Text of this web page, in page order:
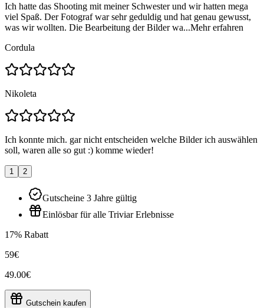
Ich hatte das Shooting mit meiner Schwester und wir hatten mega
viel Spaß. Der Fotograf war sehr geduldig und hat genau gewusst,
was wir wollten. Die Bearbeitung der Bilder wa...Mehr erfahren
Cordula
Nikoleta
Ich konnte mich. gar nicht entscheiden welche Bilder ich auswählen
soll, waren alle so gut :) komme wieder!
1 2
Gutscheine 3 Jahre gültig
Einlösbar für alle Triviar Erlebnisse
17% Rabatt
59€
49.00€
Gutschein kaufen